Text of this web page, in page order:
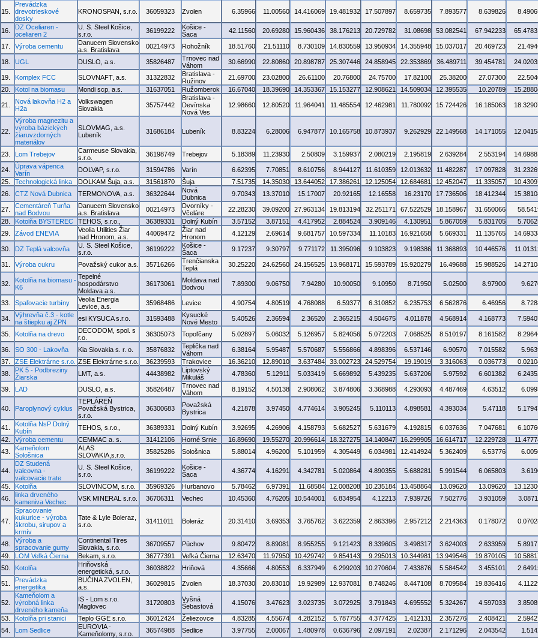
15.
Prevádzka
drevotrieskové
dosky
KRONOSPAN, s.r.o. 36059323 Zvolen 6.35966 11.00560 14.416069 19.481932 17.507897 8.659735 7.893577 8.639826
16.
DZ Oceliaren -
oceliaren 2
U. S. Steel Košice,
s.r.o.
36199222
Košice -
Šaca
42.11560 20.69280 15.960436 38.176213 20.729782 31.08698 53.082541 67.942233
17. Výroba cementu
Danucem Slovensko
a.s. Bratislava
00214973 Rohožník 18.51760 21.51110 8.730109 14.830559 13.950934 14.355948 15.037017 20.469723
18. UGL DUSLO, a.s. 35826487
Trnovec nad
Váhom
30.66990 22.80860 20.898787 25.307446 24.858945 22.353869 36.489711 39.454781
19. Komplex FCC SLOVNAFT, a.s. 31322832
Bratislava -
Ružinov
21.69700 23.02800 26.61100 20.76800 24.75700 17.82100 25.38200 27.07300
20.
Kotol na biomasu Mondi scp, a.s. 31637051 Ružomberok 16.67040 18.39690 14.353367 15.153277 12.908621 14.509034 12.395535 10.20789
21.
Nová lakovňa H2 a
H2a
Volkswagen
Slovakia
35757442
Bratislava -
Devínska
Nová Ves
12.98660 12.80520 11.964041 11.485554 12.462981 11.780092 15.724426 16.185063
22.
Výroba magnezitu a
výroba bázických
žiaruvzdorných
materiálov
SLOVMAG, a.s.
Lubeník
31686184 Lubeník 8.83224 6.28006 6.947877 10.165758 10.873937 9.262929 22.149568 14.171055
23. Lom Trebejov
Carmeuse Slovakia,
s.r.o.
36198749 Trebejov 5.18389 11.23930 2.50809 3.159937 2.080219 2.195819 2.639284 2.553194
24.
Úprava vápenca
Varín
DOLVAP, s.r.o. 31594786 Varín 6.62395 7.70851 8.610756 8.944127 11.610359 12.013632 11.482287 17.097828
25.
Technologická linka DOLKAM Šuja, a.s. 31561870 Šuja 7.51735 14.35030 13.644052 17.386261 12.125054 12.684681 12.452047 11.335057
26.
CTZ Nová Dubnica TERMONOVA, a.s. 36322644
Nová
Dubnica
9.70343 13.37010 15.17007 20.92165 12.16558 16.23170 17.736506 18.412344
27.
Cementáreň Turňa
nad Bodvou
Danucem Slovensko
a.s. Bratislava
00214973
Dvorníky -
Včeláre
22.28230 39.09200 27.963134 19.813194 32.251171 67.522529 18.158967 31.650066
28.
Kotolňa BYSTEREC TEHOS, s.r.o., 36389331 Dolný Kubín 3.57152 3.87151 4.417952 2.884524 3.909146 4.130951 5.867059 5.831705
29.
Závod ENEVIA
Veolia Utilities Žiar
nad Hronom, a.s.
44069472
Žiar nad
Hronom
4.12129 2.69614 9.681757 10.597334 11.10183 16.921658 5.669331 11.135765
30. DZ Teplá valcovňa
U. S. Steel Košice,
s.r.o.
36199222
Košice -
Šaca
9.17237 9.30797 9.771172 11.395096 9.103823 9.198386 11.368893 10.446576
31. Výroba cukru Považský cukor a.s. 35716266
Trenčianska
Teplá
30.25220 24.62560 24.156525 13.968171 15.593789 15.920279 16.49688 15.988526
32.
Kotolňa na biomasu -
K6
Tepelné
hospodárstvo
Moldava a.s.
36173061
Moldava nad
Bodvou
7.89300 9.06750 7.94280 10.90050 9.10950 8.71950 5.02500 8.97900
33. Spaľovacie turbíny
Veolia Energia
Levice, a.s.
35968486 Levice 4.90754 4.80519 4.768088 6.59377 6.310852 6.235753 6.562876 6.46956
34.
Výhrevňa č.3 - kotle
na štiepku aj ZPN
esi KYSUCA s.r.o. 31593488
Kysucké
Nové Mesto
5.40526 2.36594 2.36520 2.365215 4.504675 4.011878 4.568914 4.168773
35. Kotolňa na drevo
DECODOM, spol. s
r.o.
36305073 Topoľčany 5.02897 5.06032 5.126957 5.824056 5.072203 7.068525 8.510197 8.161582
36. SO 300 - Lakovňa Kia Slovakia s. r. o. 35876832
Teplička nad
Váhom
6.38164 5.95487 5.570687 5.556866 4.898396 6.537146 6.90570 7.015582
37.
ZSE Elektrárne s.r.o. ZSE Elektrárne s.r.o. 36239593 Trakovice 16.36210 12.89010 3.637484 33.002723 24.529754 19.19019 3.316063 0.036773
38.
PK 5 - Podbreziny
Žiarska
LMT, a.s. 44438982
Liptovský
Mikuláš
4.78360 5.12911 5.033419 5.669892 5.439235 5.637206 5.97592 6.601382
39. LAD DUSLO, a.s. 35826487
Trnovec nad
Váhom
8.19152 4.50138 2.908062 3.874806 3.368988 4.293093 4.487469 4.63512
40. Paroplynový cyklus
TEPLÁREŇ
Považská Bystrica,
s.r.o.
36300683
Považská
Bystrica
4.21878 3.97450 4.774614 3.905245 5.110113 4.898581 4.393034 5.47118
41.
Kotolňa NsP Dolný
Kubín
TEHOS, s.r.o., 36389331 Dolný Kubín 3.92695 4.26906 4.158793 5.682527 5.631679 4.192815 6.037636 7.047681
42.
Výroba cementu CEMMAC a. s. 31412106 Horné Srnie 16.89690 19.55270 20.996614 18.327275 14.140847 16.299905 16.614717 12.229728
43.
Kameňolom
Sološnica
ALAS
SLOVAKIA,s.r.o.
35825286 Sološnica 5.88014 4.96200 5.101959 4.305449 6.034981 12.414924 5.362409 6.53776
44.
DZ Studená
valcovna -
valcovacie trate
U. S. Steel Košice,
s.r.o.
36199222
Košice -
Šaca
4.36774 4.16291 4.342781 5.020864 4.890355 5.688281 5.991544 6.065803
45. Kotolňa SLOVINCOM, s.r.o. 35969326 Hurbanovo 5.78462 6.97391 11.68584 12.008208 10.235184 13.458864 13.09620 13.09620
46.
linka drveného
kameniva Vechec
VSK MINERAL s.r.o. 36706311 Vechec 10.45360 4.76205 10.544001 6.834954 4.12213 7.939726 7.502776 3.931059
47.
Spracovanie
kukurice - výroba
škrobu, sirupov a
krmív
Tate & Lyle Boleraz,
s.r.o.
31411011 Boleráz 20.31410 3.69353 3.765762 3.622359 2.863396 2.957212 2.214363 0.178072
48.
Výroba a
spracovanie gumy
Continental Tires
Slovakia, s.r.o.
36709557 Púchov 9.80472 8.89081 8.955255 9.121423 8.339605 3.498317 3.624003 2.633959
49.
LOM Veľká Čierna Bekam, s.r.o. 36777391 Veľká Čierna 12.63470 11.97950 10.429742 9.854143 9.295013 10.344981 13.949546 19.870105
50.
Kotolňa
Hriňovská
energetická, s.r.o.
36038822 Hriňová 4.35666 4.80553 6.337949 6.299203 10.270604 7.433876 5.584542 3.455101
51.
Prevádzka
energetika
BUČINA ZVOLEN,
a.s.
36029815 Zvolen 18.37030 20.83010 19.92989 12.937081 8.748246 8.447108 8.709584 19.836416
52.
Kameňolom a
výrobná linka
drveného kameňa
IS - Lom s.r.o.
Maglovec
31720803
Vyšná
Šebastová
4.15076 3.47623 3.023735 3.072925 3.791843 4.695552 5.324267 4.597033
53. Kotolňa pri stanici Teplo GGE s.r.o. 36012424 Želiezovce 4.83285 4.55674 4.282152 5.787755 4.377425 1.412131 2.357276 2.408421
54.
Lom Sedlice
EUROVIA -
Kameňolomy, s.r.o.
36574988 Sedlice 3.97755 2.00067 1.480978 0.636796 2.097191 2.02387 2.171296 2.043542